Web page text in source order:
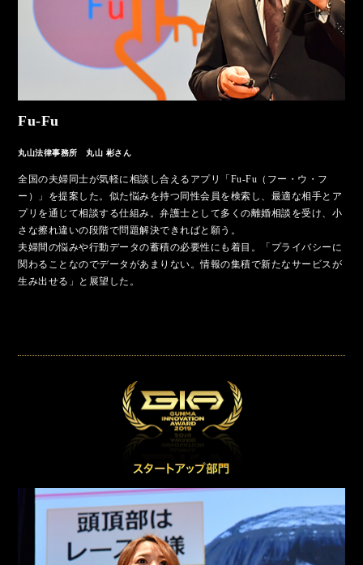
Fu-Fu
丸山法律事務所 丸山 彬さん
全国の夫婦同士が気軽に相談し合えるアプリ「Fu-Fu（フー・ウ・フ
ー）」を提案した。似た悩みを持つ同性会員を検索し、最適な相手とア
プリを通じて相談する仕組み。弁護士として多くの離婚相談を受け、小
さな擦れ違いの段階で問題解決できればと願う。
夫婦間の悩みや行動データの蓄積の必要性にも着目。「プライバシーに
関わることなのでデータがあまりない。情報の集積で新たなサービスが
生み出せる」と展望した。